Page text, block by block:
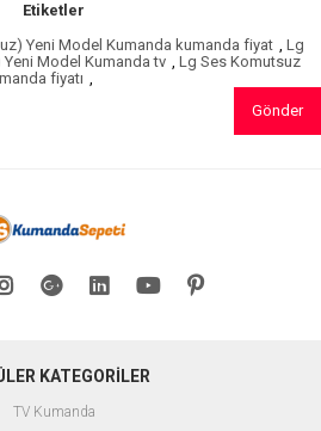
Etiketler
Yeni Model Kumanda kumanda fiyat , Lg
Model Kumanda tv , Lg Ses Komutsuz
fiyatı ,
Gönder
KATEGORİLER
TV Kumanda